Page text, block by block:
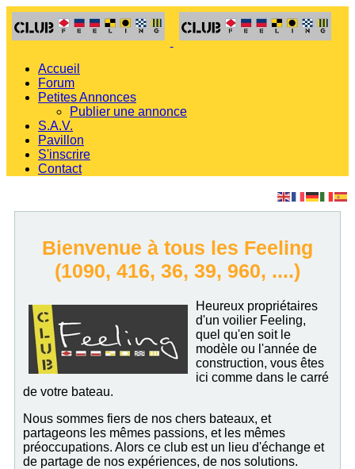
Accueil
Forum
Petites Annonces
Publier une annonce
S.A.V.
Pavillon
S'inscrire
Contact
Bienvenue à tous les Feeling
(1090, 416, 36, 39, 960, ....)
Heureux propriétaires
d'un voilier Feeling,
quel qu'en soit le
modèle ou l'année de
construction, vous êtes
ici comme dans le carré
de votre bateau.
Nous sommes fiers de nos chers bateaux, et
partageons les mêmes passions, et les mêmes
préoccupations. Alors ce club est un lieu d'échange et
de partage de nos expériences, de nos solutions.